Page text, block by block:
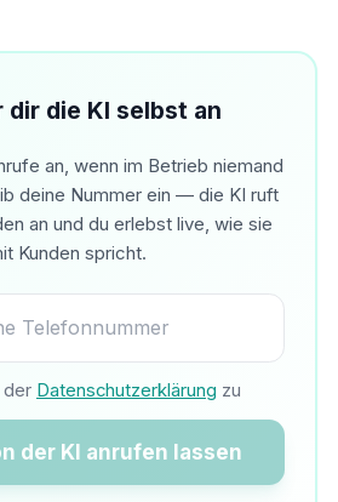
dir die KI selbst an
an, wenn im Betrieb niemand
deine Nummer ein — die KI ruft
an und du erlebst live, wie sie
Kunden spricht.
der Datenschutzerklärung zu
der KI anrufen lassen